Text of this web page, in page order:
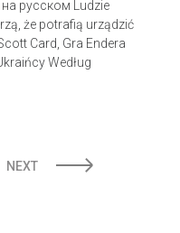
русском Ludzie
że potrafią urządzić
Card, Gra Endera
Według
NEXT